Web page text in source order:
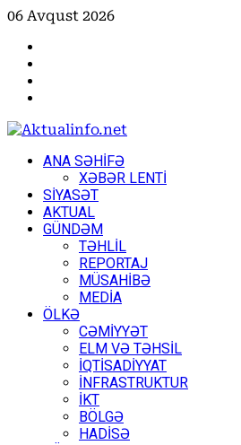
Skip
content
06 Avqust 2026
PrimaryANA SƏHİFƏ
XƏBƏR LENTİ
SİYASƏT
AKTUAL
GÜNDƏM
TƏHLİL
REPORTAJ
MÜSAHİBƏ
MEDİA
ÖLKƏ
CƏMİYYƏT
ELM VƏ TƏHSİL
İQTİSADİYYAT
İNFRASTRUKTUR
İKT
BÖLGƏ
HADİSƏ